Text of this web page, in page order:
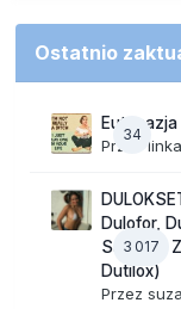
Ostatnio
34
Eutanazja
Przez linka
3 017
Dulofor,
Sandoz/
Dutilox)
Przez